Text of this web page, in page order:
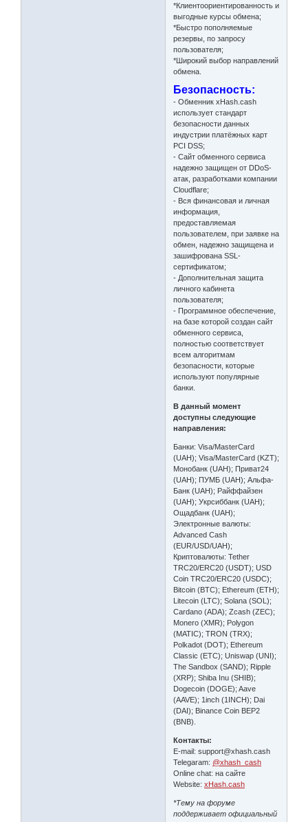
*Клиентоориентированность и
выгодные курсы обмена;
*Быстро пополняемые
резервы, по запросу
пользователя;
*Широкий выбор направлений
обмена.
Безопасность:
- Обменник xHash.cash
использует стандарт
безопасности данных
индустрии платёжных карт
PCI DSS;
- Сайт обменного сервиса
надежно защищен от DDoS-
атак, разработками компании
Cloudflare;
- Вся финансовая и личная
информация,
предоставляемая
пользователем, при заявке на
обмен, надежно защищена и
зашифрована SSL-
сертификатом;
- Дополнительная защита
личного кабинета
пользователя;
- Программное обеспечение,
на базе которой создан сайт
обменного сервиса,
полностью соответствует
всем алгоритмам
безопасности, которые
используют популярные
банки.
В данный момент
доступны следующие
направления:
Банки: Visa/MasterCard
(UAH); Visa/MasterCard (KZT);
Монобанк (UAH); Приват24
(UAH); ПУМБ (UAH); Альфа-
Банк (UAH); Райффайзен
(UAH); Укрсиббанк (UAH);
Ощадбанк (UAH);
Электронные валюты:
Advanced Cash
(EUR/USD/UAH);
Криптовалюты: Tether
TRC20/ERC20 (USDT); USD
Coin TRC20/ERC20 (USDC);
Bitcoin (BTC); Ethereum (ETH);
Litecoin (LTC); Solana (SOL);
Cardano (ADA); Zcash (ZEC);
Monero (XMR); Polygon
(MATIC); TRON (TRX);
Polkadot (DOT); Ethereum
Classic (ETC); Uniswap (UNI);
The Sandbox (SAND); Ripple
(XRP); Shiba Inu (SHIB);
Dogecoin (DOGE); Aave
(AAVE); 1inch (1INCH); Dai
(DAI); Binance Coin BEP2
(BNB).
Контакты:
E-mail: support@xhash.cash
Telegaram:@xhash_cash
Online chat: на сайте
Website:xHash.cash
*Тему на форуме
поддерживает официальный